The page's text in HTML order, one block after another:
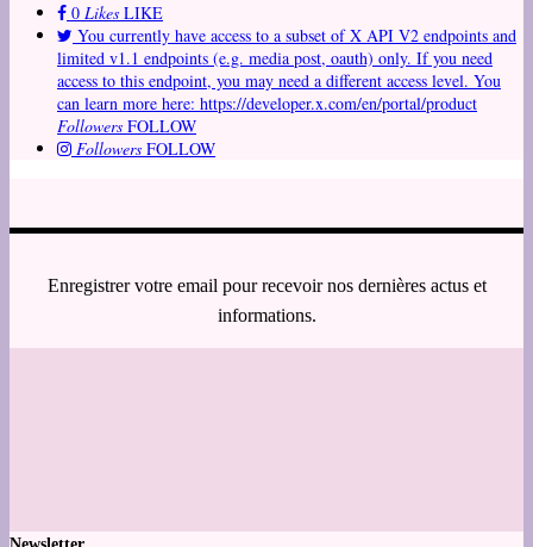
0 Likes LIKE
You currently have access to a subset of X API V2 endpoints and
limited v1.1 endpoints (e.g. media post, oauth) only. If you need
access to this endpoint, you may need a different access level. You
can learn more here: https://developer.x.com/en/portal/product
Followers FOLLOW
Followers FOLLOW
Enregistrer votre email pour recevoir nos dernières actus et
informations.